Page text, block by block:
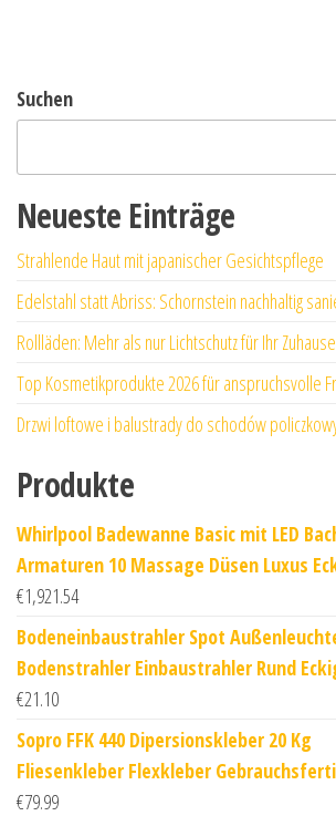
Suchen
Neueste Einträge
Strahlende Haut mit japanischer Gesichtspflege
Edelstahl statt Abriss: Schornstein nachhaltig
Rollläden: Mehr als nur Lichtschutz für Ihr Zuhause
Top Kosmetikprodukte 2026 für anspruchsvolle
Drzwi loftowe i balustrady do schodów
Produkte
Whirlpool Badewanne Basic mit LED
Armaturen 10 Massage Düsen Luxus
€1,921.54
Bodeneinbaustrahler Spot
Bodenstrahler Einbaustrahler Rund
€21.10
Sopro FFK 440 Dipersionskleber 20 Kg
Fliesenkleber Flexkleber
€79.99